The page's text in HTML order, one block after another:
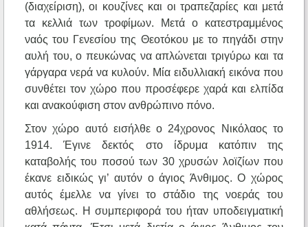
(διαχείριση), οι κουζίνες και οι τραπεζαρίες και μετά
τα κελλιά των τροφίμων. Μετά ο κατεστραμμένος
ναός του Γενεσίου της Θεοτόκου με το πηγάδι στην
αυλή του, ο πευκώνας να απλώνεται τριγύρω και τα
γάργαρα νερά να κυλούν. Μία ειδυλλιακή εικόνα που
συνθέτει τον χώρο που προσέφερε χαρά και ελπίδα
και ανακούφιση στον ανθρώπινο πόνο.
Στον χώρο αυτό εισήλθε ο 24χρονος Νικόλαος το
1914. Έγινε δεκτός στο ίδρυμα κατόπιν της
καταβολής του ποσού των 30 χρυσών λοϊζίων που
έκανε ειδικώς γι’ αυτόν ο άγιος Άνθιμος. Ο χώρος
αυτός έμελλε να γίνει το στάδιο της νοεράς του
αθλήσεως. Η συμπεριφορά του ήταν υποδειγματική